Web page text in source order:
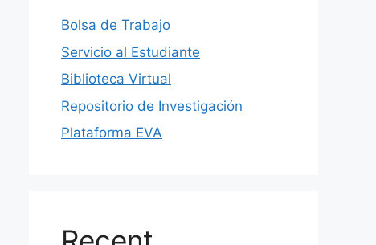
Bolsa de Trabajo
Servicio al Estudiante
Biblioteca Virtual
Repositorio de Investigación
Plataforma EVA